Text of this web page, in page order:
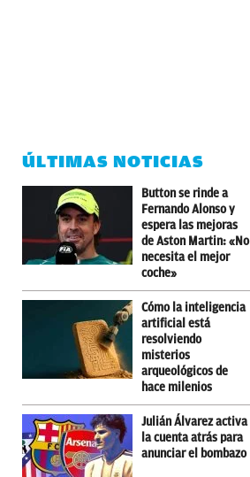
ÚLTIMAS NOTICIAS
Button se rinde a
Fernando Alonso y
espera las mejoras
de Aston Martin: «No
necesita el mejor
coche»
Cómo la inteligencia
artificial está
resolviendo
misterios
arqueológicos de
hace milenios
Julián Álvarez activa
la cuenta atrás para
anunciar el bombazo